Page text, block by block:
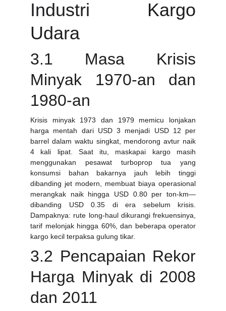
Industri Kargo
Udara
3.1 Masa Krisis
Minyak 1970-an dan
1980-an
Krisis minyak 1973 dan 1979 memicu lonjakan
harga mentah dari USD 3 menjadi USD 12 per
barrel dalam waktu singkat, mendorong avtur naik
4 kali lipat. Saat itu, maskapai kargo masih
menggunakan pesawat turboprop tua yang
konsumsi bahan bakarnya jauh lebih tinggi
dibanding jet modern, membuat biaya operasional
merangkak naik hingga USD 0.80 per ton-km—
dibanding USD 0.35 di era sebelum krisis.
Dampaknya: rute long-haul dikurangi frekuensinya,
tarif melonjak hingga 60%, dan beberapa operator
kargo kecil terpaksa gulung tikar.
3.2 Pencapaian Rekor
Harga Minyak di 2008
dan 2011